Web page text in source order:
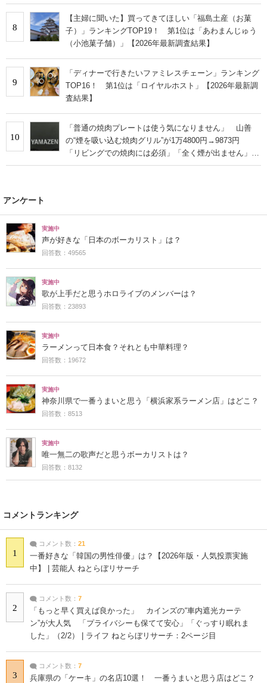
8
【主婦に聞いた】買ってきてほしい「福島土産（お菓
子）」ランキングTOP19！ 第1位は「あわまんじゅう
（小池菓子舗）」【2026年最新調査結果】
9
「ディナーで行きたいファミレスチェーン」ランキング
TOP16！ 第1位は「ロイヤルホスト」【2026年最新調
査結果】
10
「普通の焼肉プレートは使う気になりません」 山善
の“煙を吸い込む焼肉グリル”が1万4800円→9873円
「リビングでの焼肉には必須」「全く煙が出ません」と
絶賛
アンケート
実施中
声が好きな「日本のボーカリスト」は？
回答数：49565
実施中
歌が上手だと思うホロライブのメンバーは？
回答数：23893
実施中
ラーメンって日本食？それとも中華料理？
回答数：19672
実施中
神奈川県で一番うまいと思う「横浜家系ラーメン店」はどこ？
回答数：8513
実施中
唯一無二の歌声だと思うボーカリストは？
回答数：8132
コメントランキング
1
コメント数： 21
一番好きな「韓国の男性俳優」は？【2026年版・人気投票実施
中】 | 芸能人 ねとらぼリサーチ
2
コメント数： 7
「もっと早く買えば良かった」 カインズの“車内遮光カーテ
ン”が大人気 「プライバシーも保てて安心」「ぐっすり眠れま
した」（2/2） | ライフ ねとらぼリサーチ：2ページ目
3
コメント数： 7
兵庫県の「ケーキ」の名店10選！ 一番うまいと思う店はどこ？